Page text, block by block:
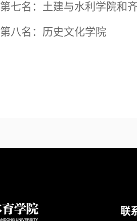
第七名： 土建与水利学院和
第八名：历史文化学院
联